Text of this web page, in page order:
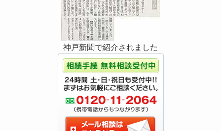
神戸新聞で紹介されました